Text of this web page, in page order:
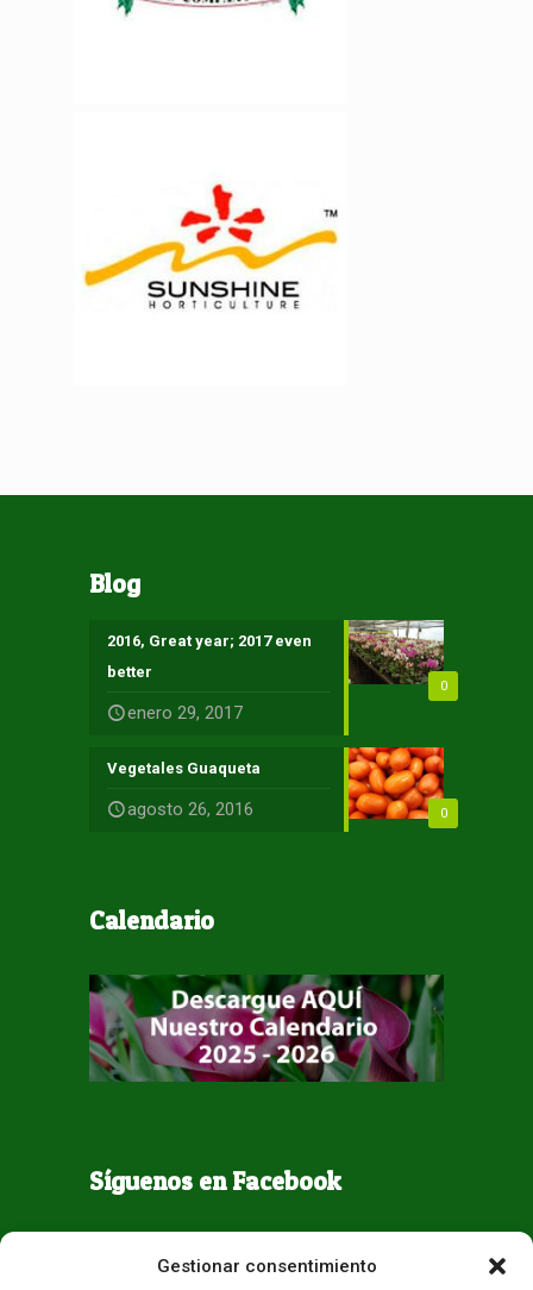
Gestionar consentimiento
Blog
0
2016, Great year; 2017 even
better
enero 29, 2017
0
Vegetales Guaqueta
agosto 26, 2016
Calendario
Síguenos en Facebook